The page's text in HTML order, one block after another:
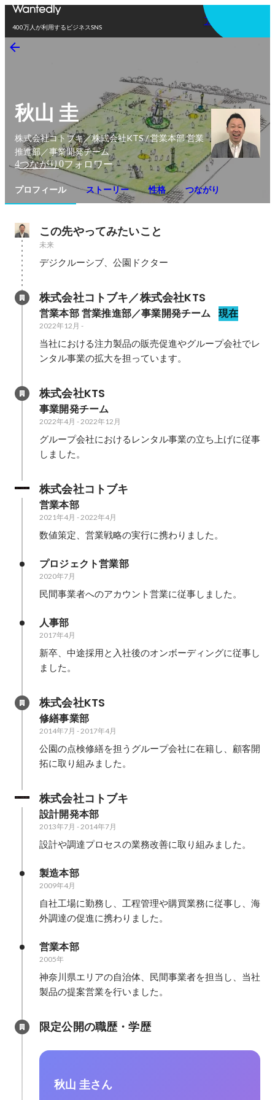
400万人が利用するビジネスSNS
アプリを使う
秋山 圭
株式会社コトブキ／株式会社KTS / 営業本部 営業
推進部／事業開発チーム
4つながり0フォロワー
プロフィール ストーリー 性格 つながり
この先やってみたいこと
未来
デジクルーシブ、公園ドクター
株式会社コトブキ／株式会社KTS
営業本部 営業推進部／事業開発チーム 現在
2022年12月 -
当社における注力製品の販売促進やグループ会社でレ
ンタル事業の拡大を担っています。
株式会社KTS
事業開発チーム
2022年4月 -2022年12月
グループ会社におけるレンタル事業の立ち上げに従事
しました。
株式会社コトブキ
営業本部
2021年4月 -2022年4月
数値策定、営業戦略の実行に携わりました。
プロジェクト営業部
2020年7月
民間事業者へのアカウント営業に従事しました。
人事部
2017年4月
新卒、中途採用と入社後のオンボーディングに従事し
ました。
株式会社KTS
修繕事業部
2014年7月 -2017年4月
公園の点検修繕を担うグループ会社に在籍し、顧客開
拓に取り組みました。
株式会社コトブキ
設計開発本部
2013年7月 -2014年7月
設計や調達プロセスの業務改善に取り組みました。
製造本部
2009年4月
自社工場に勤務し、工程管理や購買業務に従事し、海
外調達の促進に携わりました。
営業本部
2005年
神奈川県エリアの自治体、民間事業者を担当し、当社
製品の提案営業を行いました。
限定公開の職歴・学歴
秋山 圭さん